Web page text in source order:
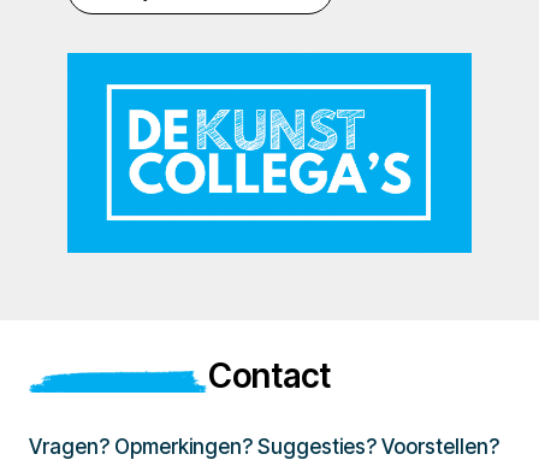
Contact
Vragen? Opmerkingen? Suggesties? Voorstellen?